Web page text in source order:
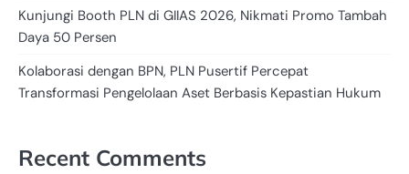
Kunjungi Booth PLN di GIIAS 2026, Nikmati Promo Tambah
Daya 50 Persen
Kolaborasi dengan BPN, PLN Pusertif Percepat
Transformasi Pengelolaan Aset Berbasis Kepastian Hukum
Recent Comments